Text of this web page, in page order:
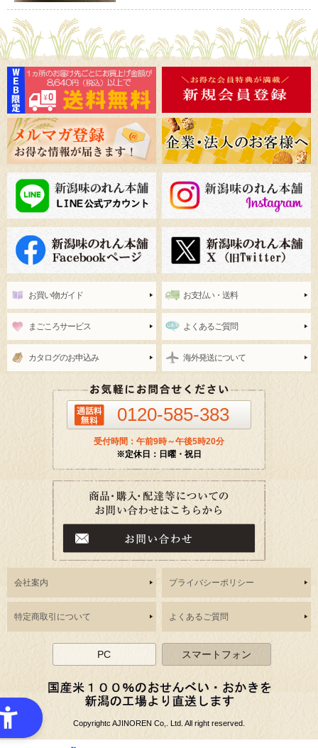
お買い物ガイド お支払い・送料
まごころサービス よくあるご質問
カタログのお申込み 海外発送について
0120-585-383
受付時間：午前9時～午後5時20分
※定休日：日曜・祝日
会社案内 プライバシーポリシー
特定商取引について よくあるご質問
PC スマートフォン
Copyrightc AJINOREN Co,. Ltd. All right reserved.